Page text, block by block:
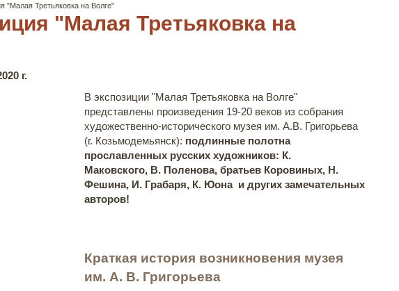
"Малая Третьяковка на Волге"
"Малая Третьяковка на
г.
В экспозиции "Малая Третьяковка на Волге"
представлены произведения 19-20 веков из собрания
художественно-исторического музея им. А.В. Григорьева
(г. Козьмодемьянск): подлинные полотна
прославленных русских художников: К.
Маковского, В. Поленова, братьев Коровиных, Н.
Фешина, И. Грабаря, К. Юона и других замечательных
авторов!
Краткая история возникновения музея
им. А. В. Григорьева